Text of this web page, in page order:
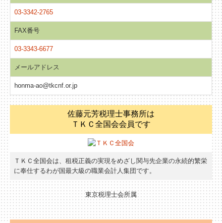
03-3342-2765
FAX番号
03-3343-6677
メールアドレス
honma-ao@tkcnf.or.jp
佐藤元芳税理士事務所は
ＴＫＣ全国会会員です
ＴＫＣ全国会は、租税正義の実現をめざし関与先企業の永続的繁栄
に奉仕するわが国最大級の職業会計人集団です。
東京税理士会所属